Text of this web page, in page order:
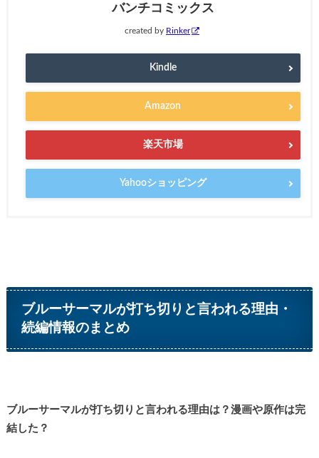
バンチコミックス
created by Rinker
Kindle
Amazon
楽天市場
Yahooショッピング
ブルーサーマルが打ち切りと言われる理由・
続編情報のまとめ
ブルーサーマルが打ち切りと言われる理由は？漫画や原作は完
結した？